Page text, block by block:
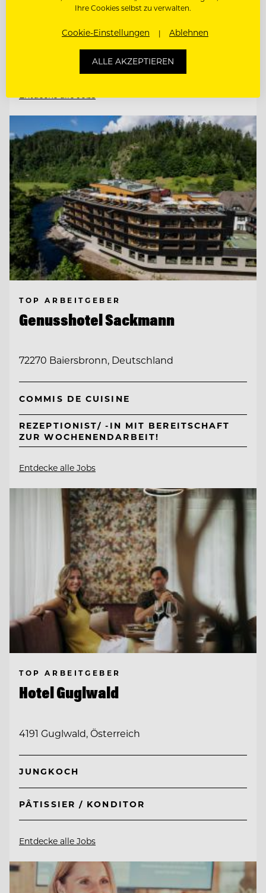
CHEF DE PARTIE
Entdecke alle Jobs
TOP ARBEITGEBER
Genusshotel Sackmann
72270 Baiersbronn, Deutschland
COMMIS DE CUISINE
REZEPTIONIST/ -IN MIT BEREITSCHAFT
ZUR WOCHENENDARBEIT!
Entdecke alle Jobs
TOP ARBEITGEBER
Hotel Guglwald
4191 Guglwald, Österreich
JUNGKOCH
PÂTISSIER / KONDITOR
Entdecke alle Jobs
Ihre Cookies selbst zu verwalten.
Cookie-Einstellungen Ablehnen
ALLE AKZEPTIEREN